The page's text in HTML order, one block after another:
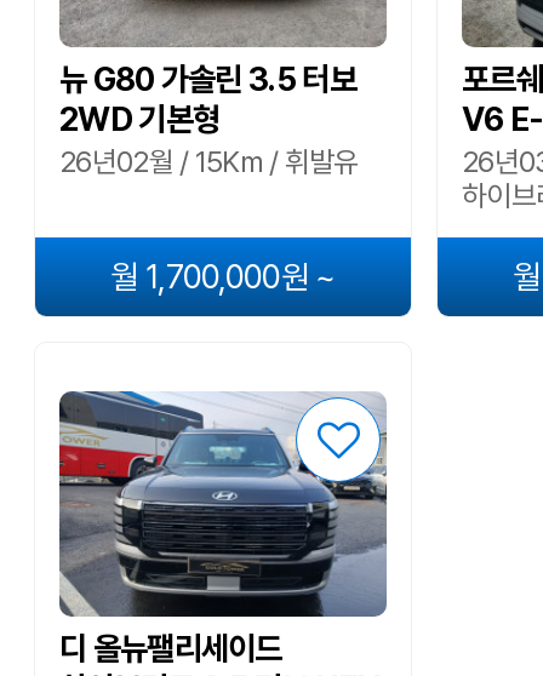
뉴 G80 가솔린 3.5 터보
2WD 기본형
26년02월 / 15Km / 휘발유
월 1,700,000원 ~
포르
V6
26년
하이브
디 올뉴팰리세이드